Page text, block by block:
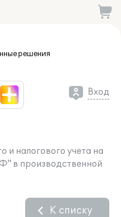
решения
Вход
и налогового учета на
в производственной
К списку